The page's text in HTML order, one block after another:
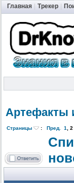
Главная Трекер
Артефакты
Страницы : Пред. 1, 2